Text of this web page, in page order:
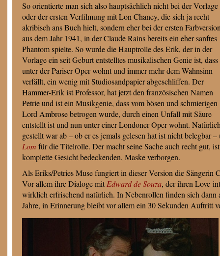
So orientierte man sich also hauptsächlich nicht bei der Vorlage
oder der ersten Verfilmung mit Lon Chaney, die sich ja recht
akribisch ans Buch hielt, sondern eher bei der ersten
aus dem Jahr 1941, in der Claude Rains bereits ein eher sanftes
Phantom spielte. So wurde die Hauptrolle des Erik, der in der
Vorlage ein seit Geburt entstelltes musikalischen Genie ist, dass
unter der Pariser Oper wohnt und immer mehr dem Wahnsinn
verfällt, ein wenig mit Studiosandpapier abgeschliffen. Der
Hammer-Erik ist Professor, hat jetzt den französischen Namen
Petrie und ist ein Musikgenie, dass vom bösen und schmierigen
Lord Ambrose betrogen wurde, durch einen Unfall mit Säure
entstellt ist und nun unter einer Londoner Oper wohnt.
gestellt war ab – ob er es jemals gelesen hat ist nicht
Lom für die Titelrolle. Der macht seine Sache auch recht gut,
komplette Gesicht bedeckenden, Maske verborgen.
Als Eriks/Petries Muse fungiert in dieser Version die Sängerin
Vor allem ihre Dialoge mitEdward de Souza, der ihren Love-
wirklich erfrischend natürlich. In Nebenrollen finden sich
Jahre, in Erinnerung bleibt vor allem ein 30 Sekunden Auftritt